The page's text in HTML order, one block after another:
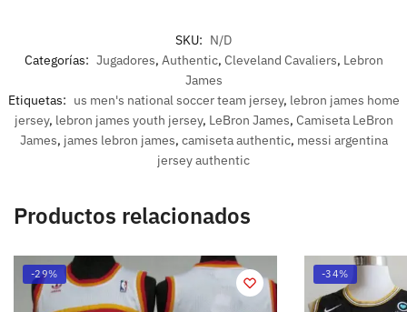
SKU: N/D
Categorías: Jugadores, Authentic, Cleveland Cavaliers, Lebron
James
Etiquetas: us men's national soccer team jersey, lebron james home
jersey, lebron james youth jersey, LeBron James, Camiseta LeBron
James, james lebron james, camiseta authentic, messi argentina
jersey authentic
Productos relacionados
-29% -34%